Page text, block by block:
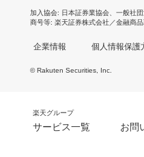
加入協会 日本証券業協会 一般社
商号等 楽天証券株式会社／金融商
企業情報 個人情報保護
© Rakuten Securities, Inc.
楽天グループ
サービス一覧 お問